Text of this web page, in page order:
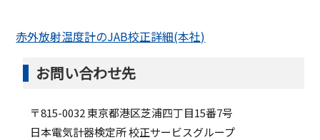
赤外放射温度計のJAB校正詳細(本社)
お問い合わせ先
〒815-0032 東京都港区芝浦四丁目15番7号
日本電気計器検定所 校正サービスグループ